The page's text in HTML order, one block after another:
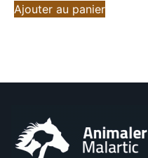
Ajouter au panier